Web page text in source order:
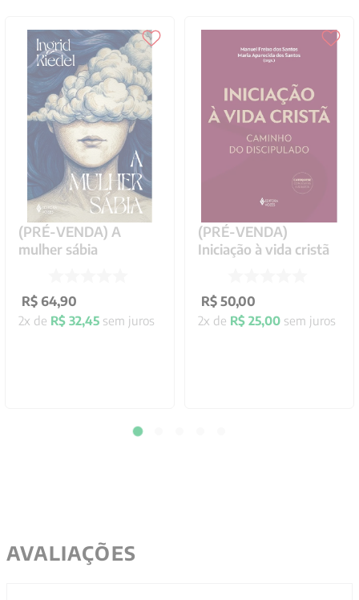
(PRÉ-VENDA) A
mulher sábia
R$ 64,90
2x de R$ 32,45 sem juros
(PRÉ-VENDA)
Iniciação à vida cristã
R$ 50,00
2x de R$ 25,00 sem juros
AVALIAÇÕES